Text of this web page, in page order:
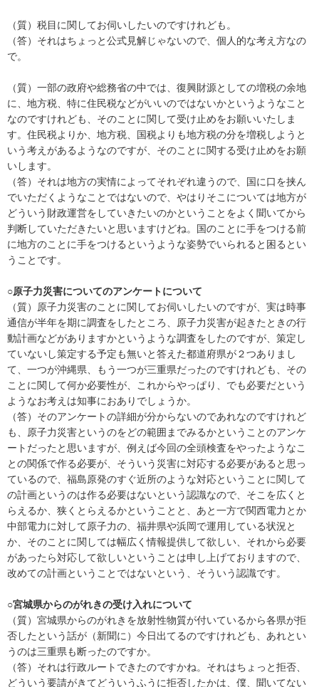
（質）税目に関してお伺いしたいのですけれども。
（答）それはちょっと公式見解じゃないので、個人的な考え方なの
で。
（質）一部の政府や総務省の中では、復興財源としての増税の余地
に、地方税、特に住民税などがいいのではないかというようなこと
なのですけれども、そのことに関して受け止めをお願いいたしま
す。住民税よりか、地方税、国税よりも地方税の分を増税しようと
いう考えがあるようなのですが、そのことに関する受け止めをお願
いします。
（答）それは地方の実情によってそれぞれ違うので、国に口を挟ん
でいただくようなことではないので、やはりそこについては地方が
どういう財政運営をしていきたいのかということをよく聞いてから
判断していただきたいと思いますけどね。国のことに手をつける前
に地方のことに手をつけるというような姿勢でいられると困るとい
うことです。
○原子力災害についてのアンケートについて
（質）原子力災害のことに関してお伺いしたいのですが、実は時事
通信が半年を期に調査をしたところ、原子力災害が起きたときの行
動計画などがありますかというような調査をしたのですが、策定し
ていないし策定する予定も無いと答えた都道府県が２つありまし
て、一つが沖縄県、もう一つが三重県だったのですけれども、その
ことに関して何か必要性が、これからやっぱり、でも必要だという
ようなお考えは知事におありでしょうか。
（答）そのアンケートの詳細が分からないのであれなのですけれど
も、原子力災害というのをどの範囲までみるかということのアンケ
ートだったと思いますが、例えば今回の全頭検査をやったようなこ
との関係で作る必要が、そういう災害に対応する必要があると思っ
ているので、福島原発のすぐ近所のような対応ということに関して
の計画というのは作る必要はないという認識なので、そこを広くと
らえるか、狭くとらえるかということと、あと一方で関西電力とか
中部電力に対して原子力の、福井県や浜岡で運用している状況と
か、そのことに関しては幅広く情報提供して欲しい、それから必要
があったら対応して欲しいということは申し上げておりますので、
改めての計画ということではないという、そういう認識です。
○宮城県からのがれきの受け入れについて
（質）宮城県からのがれきを放射性物質が付いているから各県が拒
否したという話が（新聞に）今日出てるのですけれども、あれとい
うのは三重県も断ったのですか。
（答）それは行政ルートできたのですかね。それはちょっと拒否、
どういう要請がきてどういうふうに拒否したかは、僕、聞いてない